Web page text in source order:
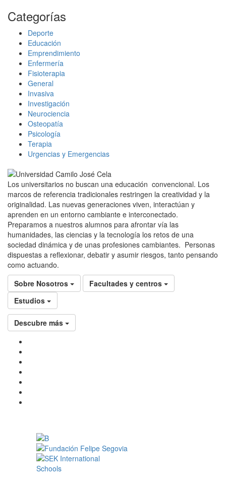
Categorías
Deporte
Educación
Emprendimiento
Enfermería
Fisioterapia
General
Invasiva
Investigación
Neurociencia
Osteopatía
Psicología
Terapia
Urgencias y Emergencias
Los universitarios no buscan una educación convencional. Los
marcos de referencia tradicionales restringen la creatividad y la
originalidad. Las nuevas generaciones viven, interactúan y
aprenden en un entorno cambiante e interconectado.
Preparamos a nuestros alumnos para afrontar vía las
humanidades, las ciencias y la tecnología los retos de una
sociedad dinámica y de unas profesiones cambiantes. Personas
dispuestas a reflexionar, debatir y asumir riesgos, tanto pensando
como actuando.
Sobre Nosotros
Facultades y centros
Estudios
Descubre más